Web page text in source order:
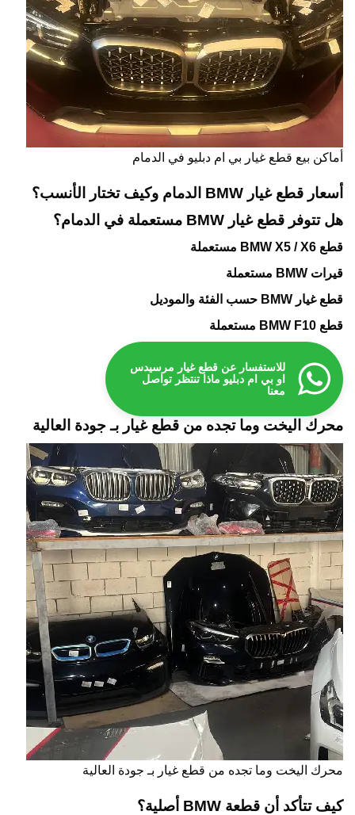
أماكن بيع قطع غيار بي ام دبليو في الدمام
أسعار قطع غيار BMW الدمام وكيف تختار الأنسب؟
هل تتوفر قطع غيار BMW مستعملة في الدمام؟
قطع BMW X5 / X6 مستعملة
قيرات BMW مستعملة
قطع غيار BMW حسب الفئة والموديل
قطع BMW F10 مستعملة
للاستفسار عن قطع غيار مرسيدس
او بي ام دبليو ماذا تنتظر تواصل
معنا
محرك اليخت وما تجده من قطع غيار بـ جودة العالية
محرك اليخت وما تجده من قطع غيار بـ جودة العالية
كيف تتأكد أن قطعة BMW أصلية؟